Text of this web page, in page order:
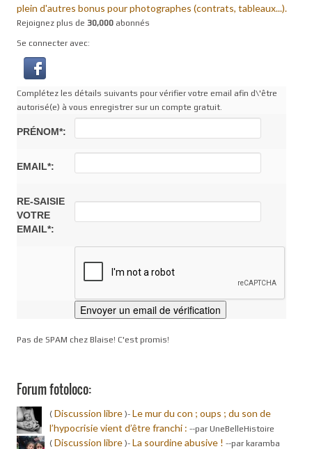
plein d'autres bonus pour photographes (contrats, tableaux...).
Rejoignez plus de 30,000 abonnés
Se connecter avec:
Complétez les détails suivants pour vérifier votre email afin d\'être
autorisé(e) à vous enregistrer sur un compte gratuit.
PRÉNOM*:
EMAIL*:
RE-SAISIE
VOTRE
EMAIL*:
Pas de SPAM chez Blaise! C'est promis!
Forum fotoloco:
( Discussion libre )- Le mur du con ; oups ; du son de
l’hypocrisie vient d’être franchi : --par UneBelleHistoire
( Discussion libre )- La sourdine abusive ! --par karamba